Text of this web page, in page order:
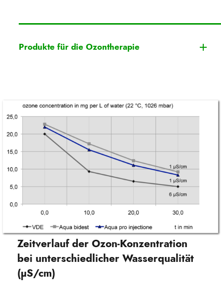
Produkte für die Ozontherapie
Zeitverlauf der Ozon-Konzentration
bei unterschiedlicher Wasserqualität
(µS/cm)